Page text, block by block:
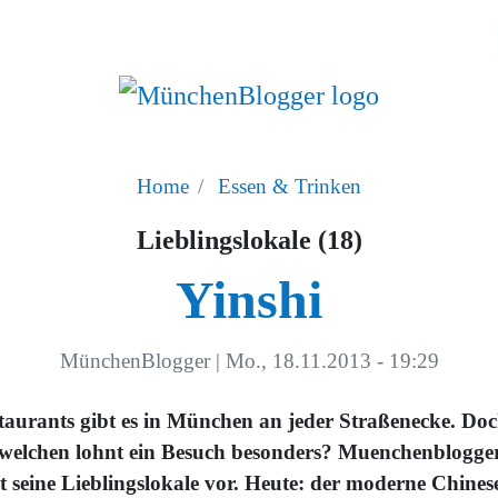
Home Essen & Trinken
Lieblingslokale (18)
Yinshi
MünchenBlogger | Mo., 18.11.2013 - 19:29
gibt es in München an jeder Straßenecke.
lohnt ein Besuch besonders?
seine Lieblingslokale vor. Heute: der moderne